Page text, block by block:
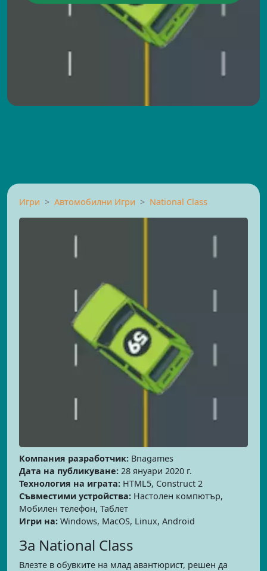
Игри Автомобилни Игри National Class
Компания разработчик: Bnagames
Дата на публикуване: 28 януари 2020 г.
Технология на играта: HTML5, Construct 2
Съвместими устройства: Настолен компютър,
Мобилен телефон, Таблет
Игри на: Windows, MacOS, Linux, Android
За National Class
Влезте в обувките на млад авантюрист, решен да